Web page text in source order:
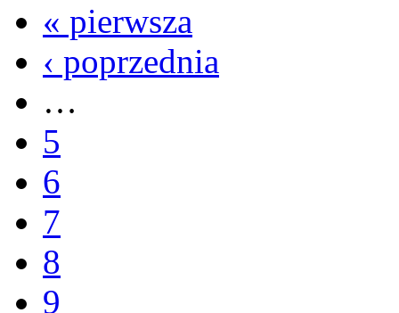
« pierwsza
‹ poprzednia
…
5
6
7
8
9